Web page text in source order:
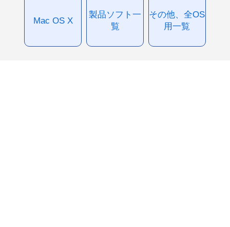
Mac OS X
製品ソフト一
覧
その他、全OS
用一覧